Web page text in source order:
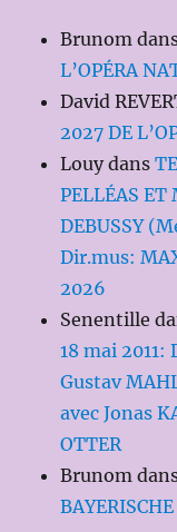
Brunom
L’OPÉRA
David
2027 DE
Louydans
PELLÉAS ET
DEBUSSY
Dir.mus:
2026
Senentille
18 mai 2011:
Gustav
avec Jonas
OTTER
Brunom